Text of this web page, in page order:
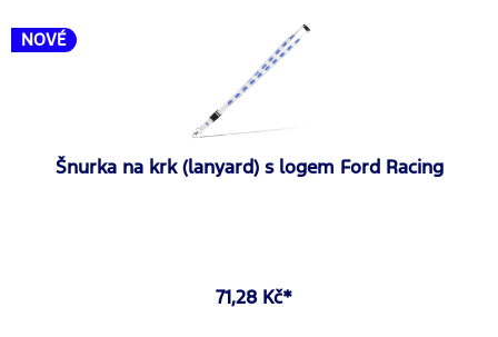
NOVÉ
Šnurka na krk (lanyard) s logem Ford Racing
71,28 Kč*